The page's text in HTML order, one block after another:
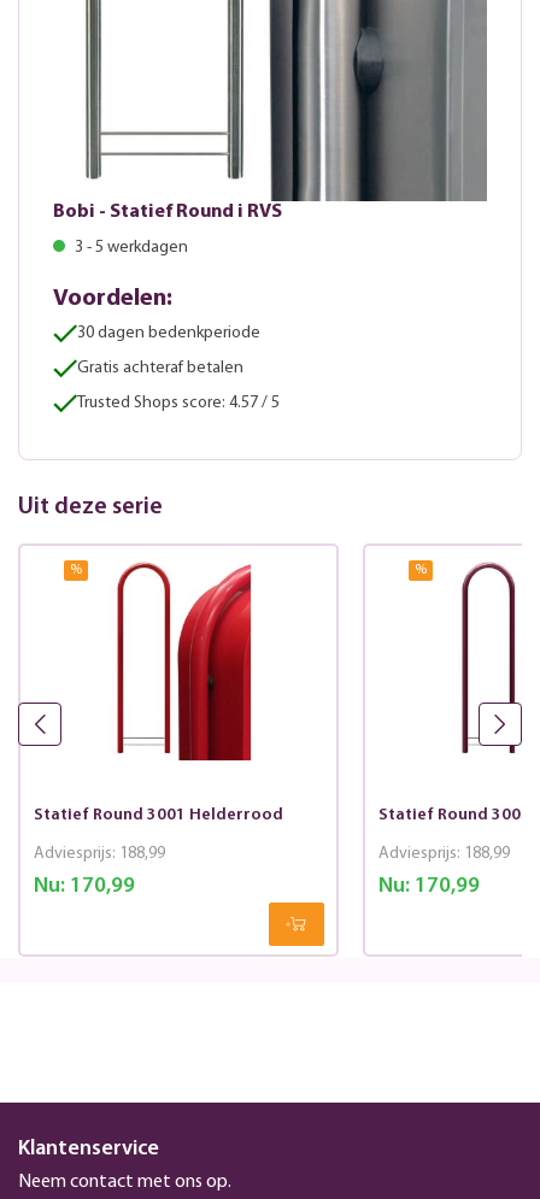
Bobi - Statief Round i RVS
3 - 5 werkdagen
Voordelen:
30 dagen bedenkperiode
Gratis achteraf betalen
Trusted Shops score: 4.57 / 5
Uit deze serie
%
Statief Round 3001 Helderrood
Nu:170,99
Adviesprijs: 188,99
%
Statief Round 3005
Nu:170,99
Adviesprijs: 188,99
Klantenservice
Neem contact met ons op.